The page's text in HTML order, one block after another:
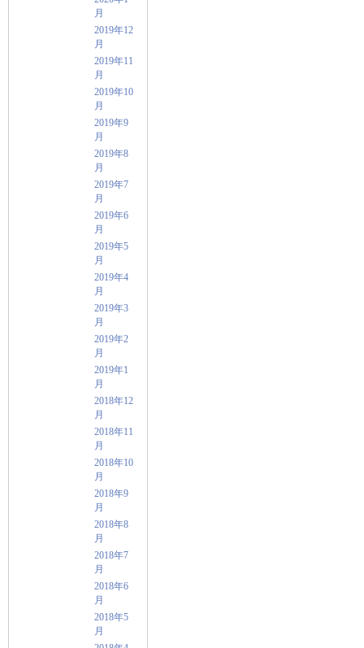
月
2019年12
月
2019年11
月
2019年10
月
2019年9
月
2019年8
月
2019年7
月
2019年6
月
2019年5
月
2019年4
月
2019年3
月
2019年2
月
2019年1
月
2018年12
月
2018年11
月
2018年10
月
2018年9
月
2018年8
月
2018年7
月
2018年6
月
2018年5
月